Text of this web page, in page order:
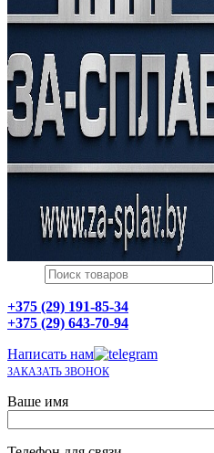
+375 (29) 191-85-34
+375 (29) 643-70-94
Написать нам
ЗАКАЗАТЬ ЗВОНОК
Ваше имя